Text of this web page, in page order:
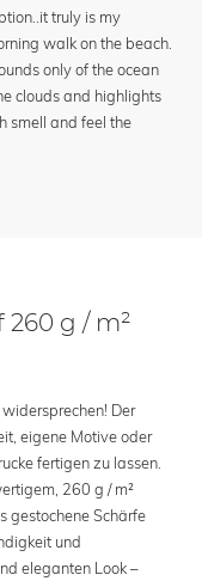
truly is my
walk on the beach.
only of the ocean
clouds and highlights
smell and feel the
g / m²
Der
eigene Motive oder
fertigen zu lassen.
260 g / m²
gestochene Schärfe
und
eleganten Look –